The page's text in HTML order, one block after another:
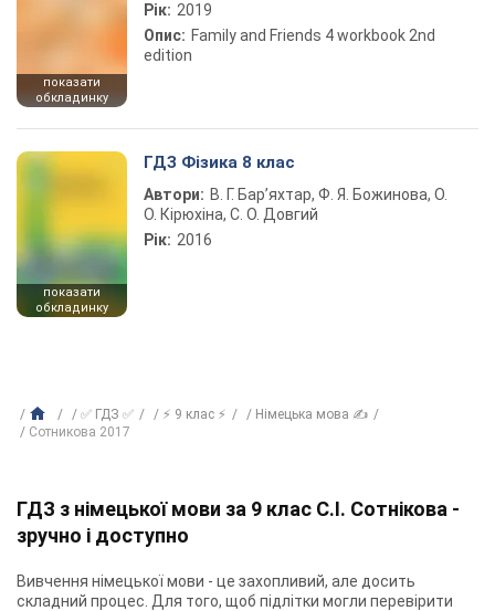
показати
обкладинку
Рік: 2019
Опис: Family and Friends 4 workbook 2nd
edition
показати
обкладинку
ГДЗ Фізика 8 клас
Автори: В. Г. Бар’яхтар, Ф. Я. Божинова, О.
О. Кірюхіна, С. О. Довгий
Рік: 2016
✅ ГДЗ ✅ ⚡ 9 клас ⚡
Німецька мова ✍
Сотникова 2017
ГДЗ з німецької мови за 9 клас С.І. Сотнікова -
зручно і доступно
Вивчення німецької мови - це захопливий, але досить
складний процес. Для того, щоб підлітки могли перевірити